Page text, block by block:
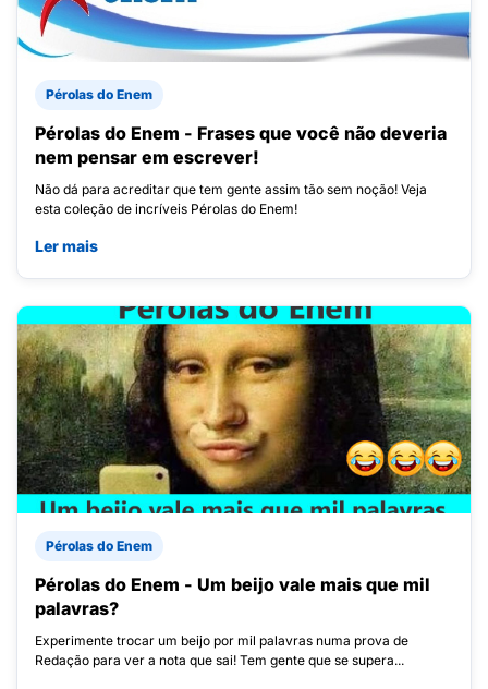
Pérolas do Enem
Pérolas do Enem - Frases que você não deveria
nem pensar em escrever!
Não dá para acreditar que tem gente assim tão sem noção! Veja
esta coleção de incríveis Pérolas do Enem!
Ler mais
Pérolas do Enem
Pérolas do Enem - Um beijo vale mais que mil
palavras?
Experimente trocar um beijo por mil palavras numa prova de
Redação para ver a nota que sai! Tem gente que se supera...